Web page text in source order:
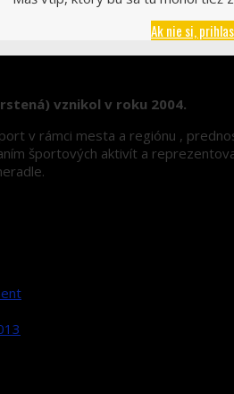
Ak nie si,
vznikol v roku 2004.
v rámci mesta a regiónu ,
športových aktivít a